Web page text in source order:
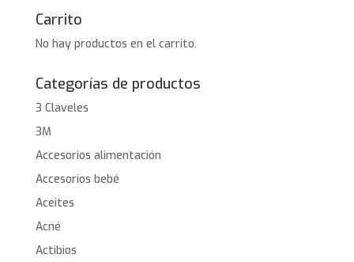
Carrito
No hay productos en el carrito.
Categorías de productos
3 Claveles
3M
Accesorios alimentación
Accesorios bebé
Aceites
Acné
Actibios